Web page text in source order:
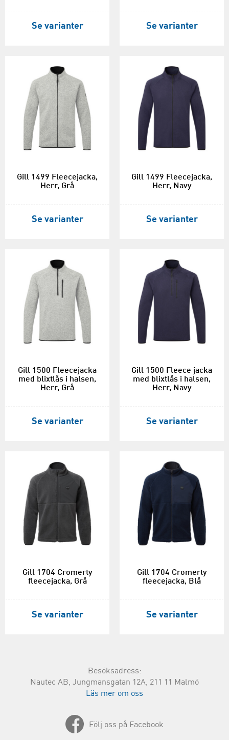
Se varianter Se varianter
Gill 1499 Fleecejacka,
Herr, Grå
Se varianter
Gill 1499 Fleecejacka,
Herr, Navy
Se varianter
Gill 1500 Fleecejacka
med blixtlås i halsen,
Herr, Grå
Se varianter
Gill 1500 Fleece jacka
med blixtlås i halsen,
Herr, Navy
Se varianter
Gill 1704 Cromerty
fleecejacka, Grå
Se varianter
Gill 1704 Cromerty
fleecejacka, Blå
Se varianter
Besöksadress:
Nautec AB, Jungmansgatan 12A, 211 11 Malmö
Läs mer om oss
Följ oss på Facebook